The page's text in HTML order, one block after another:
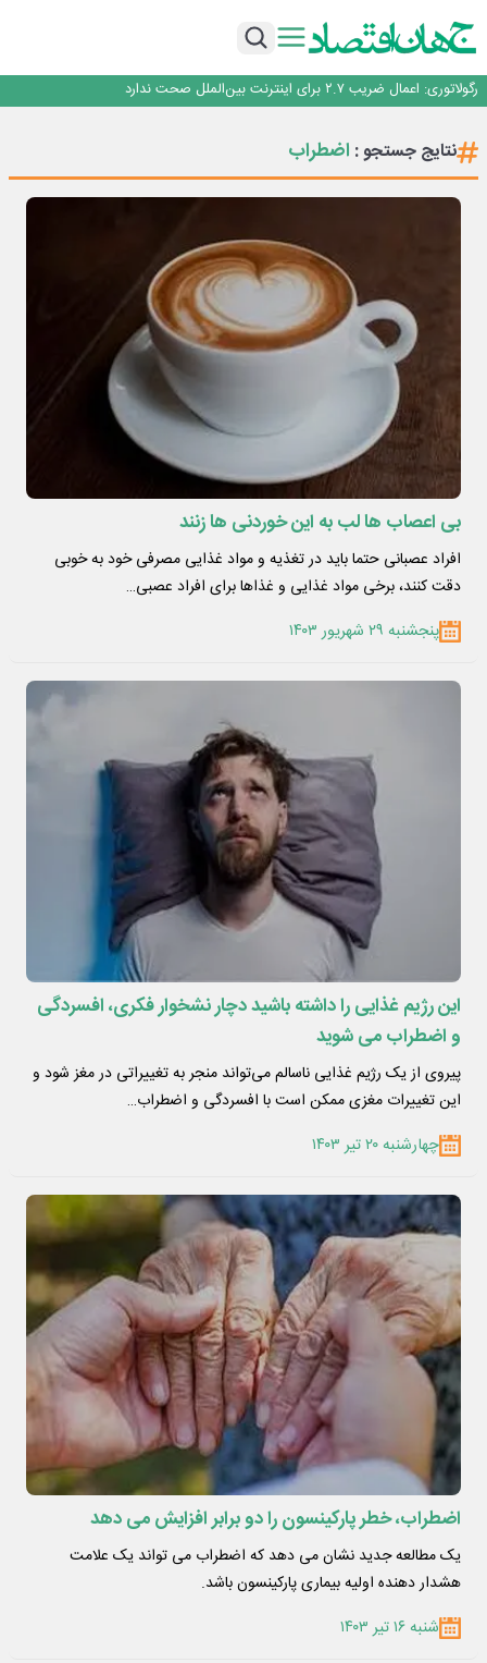
یک اشتباه کلاد، تمام اطلاعات کاربر را به باد داد
رگولاتوری: اعمال ضریب ۲.۷ برای اینترنت بین‌الملل صحت ندارد
با تقاضای برق ناپایدار هوش مصنوعی خودزنی می‌کند
یک اشتباه کلاد، تمام اطلاعات کاربر را به باد داد
نتایج جستجو : اضطراب
بی اعصاب ها لب به این خوردنی ها زنند
افراد عصبانی حتما باید در تغذیه و مواد غذایی مصرفی خود به خوبی
دقت کنند، برخی مواد غذایی و غذاها برای افراد عصبی…
پنجشنبه ۲۹ شهریور ۱۴۰۳
این رژیم غذایی را داشته باشید دچار نشخوار فکری، افسردگی
و اضطراب می شوید
پیروی از یک رژیم غذایی ناسالم می‌تواند منجر به تغییراتی در مغز شود و
این تغییرات مغزی ممکن است با افسردگی و اضطراب…
چهارشنبه ۲۰ تیر ۱۴۰۳
اضطراب، خطر پارکینسون را دو برابر افزایش می دهد
یک مطالعه جدید نشان می دهد که اضطراب می تواند یک علامت
هشدار دهنده اولیه بیماری پارکینسون باشد.
شنبه ۱۶ تیر ۱۴۰۳